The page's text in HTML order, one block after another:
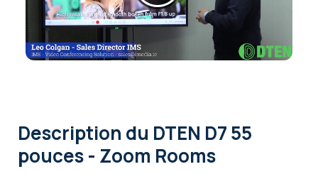
Description du DTEN D7 55
pouces - Zoom Rooms